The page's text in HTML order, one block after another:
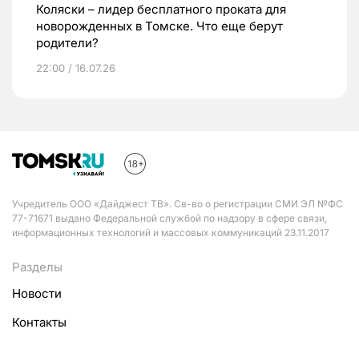
Коляски – лидер бесплатного проката для
новорожденных в Томске. Что еще берут
родители?
22:00 / 16.07.26
Учредитель ООО «Дайджест ТВ». Св-во о регистрации СМИ ЭЛ №ФС
77-71671 выдано Федеральной службой по надзору в сфере связи,
информационных технологий и массовых коммуникаций 23.11.2017
Разделы
Новости
Контакты